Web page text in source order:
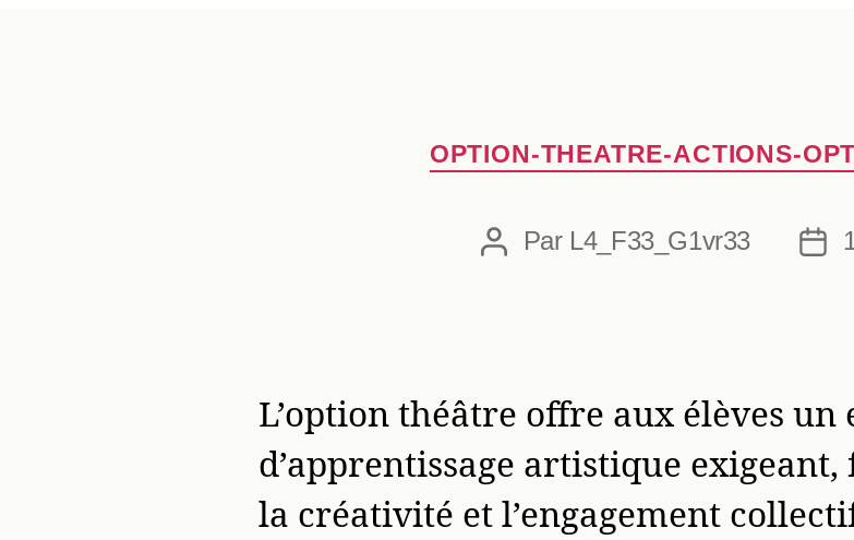
OPTION-THEATRE-ACTIONS-
Auteur
Par L4_F33_G1vr33
L’option théâtre offre aux élèves un
d’apprentissage artistique
la créativité et l’engagement